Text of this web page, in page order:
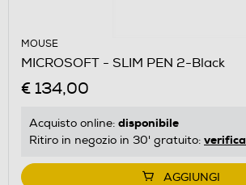
MOUSE
MICROSOFT - SLIM PEN 2-Black
€ 134,00
Acquisto online: disponibile
Ritiro in negozio in 30' gratuito: verifica
AGGIUNGI